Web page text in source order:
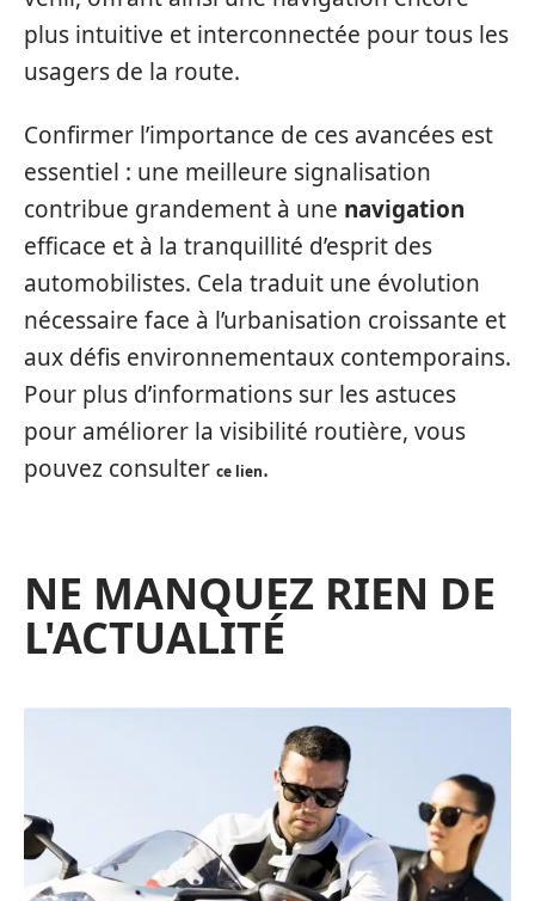
plus intuitive et interconnectée pour tous les
usagers de la route.
Confirmer l’importance de ces avancées est
essentiel : une meilleure signalisation
contribue grandement à une navigation
efficace et à la tranquillité d’esprit des
automobilistes. Cela traduit une évolution
nécessaire face à l’urbanisation croissante et
aux défis environnementaux contemporains.
Pour plus d’informations sur les astuces
pour améliorer la visibilité routière, vous
pouvez consulter ce lien.
NE MANQUEZ RIEN DE
L'ACTUALITÉ